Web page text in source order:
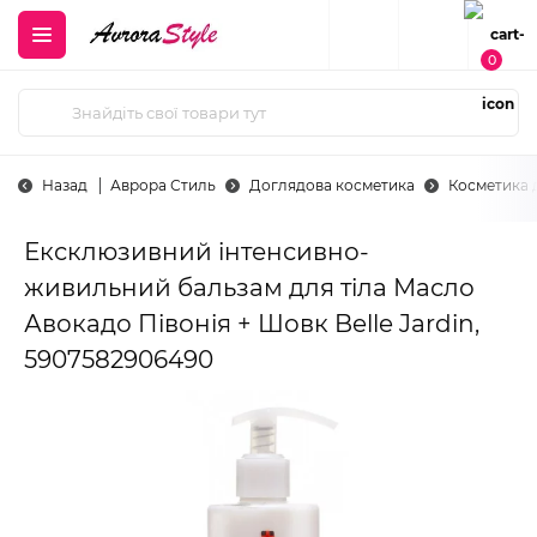
0
Назад Аврора Стиль Доглядова косметика Косметика
Ексклюзивний інтенсивно-
живильний бальзам для тіла Масло
Авокадо Півонія + Шовк Belle Jardin,
5907582906490